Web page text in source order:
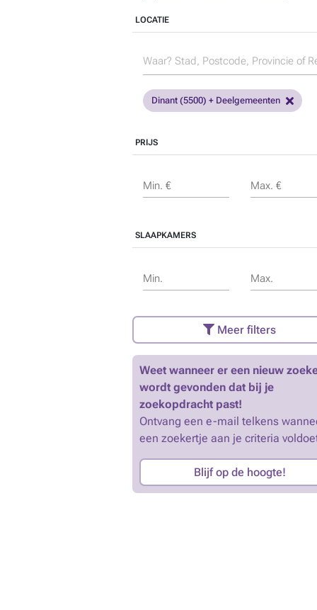
LOCATIE
Dinant (5500) + Deelgemeenten
PRIJS
Min. € Max. €
SLAAPKAMERS
Min. Max.
Meer filters
Weet wanneer er een nieuw
wordt gevonden dat bij je
zoekopdracht past!
Ontvang een e-mail telkens
een zoekertje aan je criteria
Blijf op de hoogte!